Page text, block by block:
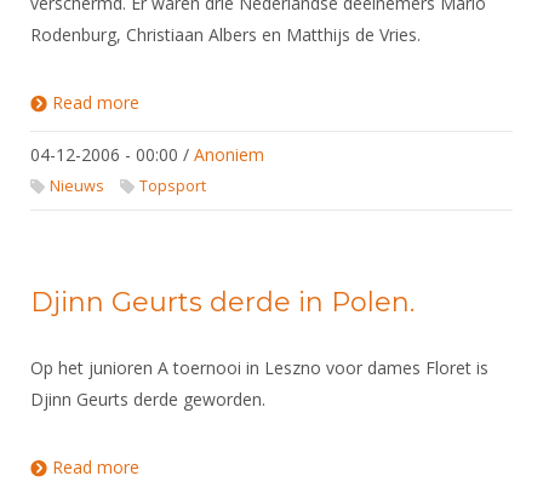
Rodenburg, Christiaan Albers en Matthijs de Vries.
Read more
04-12-2006 - 00:00 / Anoniem
Nieuws Topsport
Djinn Geurts derde in Polen.
Op het junioren A toernooi in Leszno voor dames Floret is
Djinn Geurts derde geworden.
Read more